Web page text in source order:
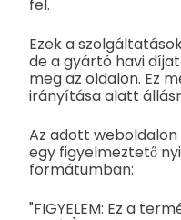
fel.
Ezek a
de a gyártó havi
meg az oldalon. Ez
irányítása alatt
Az adott
egy figyelmeztető
formátumban:
"FIGYELEM: Ez a